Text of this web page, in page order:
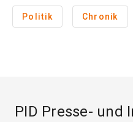
Politik Chronik
PID Presse- und